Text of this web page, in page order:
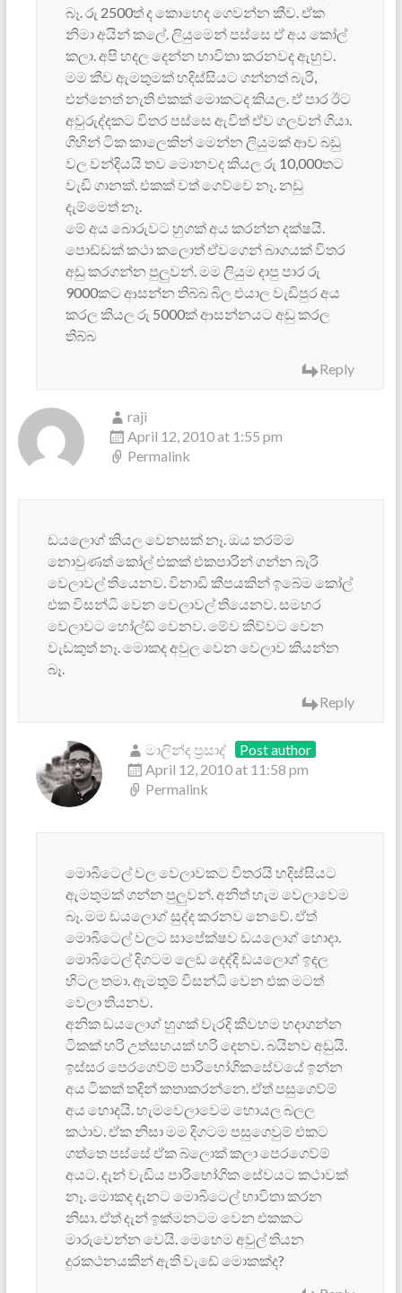
බෑ. රු 2500ත් ද කොහෙද ගෙවන්න කීව. ඒක
නිමා අයින් කලේ. ලියුමෙන් පස්සෙ ඒ අය කෝල්
කලා. අපි හදල දෙන්න භාවිතා කරනවද ඇහුව.
මම කීව ඇමතුමක් හදිස්සියට ගන්නත් බැරි,
එන්නෙත් නැති එකක් මොකටද කියල. ඒ පාර ඊට
අ‍වුරුද්දකට විතර පස්සෙ ඇවිත් ඒව ගලවන් ගියා.
ගිහින් ටික කාලෙකින් මෙන්න ලියුමක් ආව බඩු
වල වන්දියයි තව මොනවද කියල රු 10,000තට
වැඩි ගානක්. එකක් වත් ගෙව්වෙ නෑ. නඩු
දැම්මෙත් නෑ.
මේ අය බොරුවට හුගක් අය කරන්න දක්ෂයි.
පොඩ්ඩක් කථා කලොත් ඒවගෙන් බාගයක් විතර
අඩු කරගන්න පුලුවන්. මම ලියුම දාපු පාර රු
9000කට ආසන්න තිබ්බ බිල එයාල වැඩිපුර අය
කරල කියල රු 5000ක් ආසන්නයට අඩු කරල
තිබ්බ
Reply
raji
April 12, 2010 at 1:55 pm
Permalink
ඩයලොග් කියල වෙනසක් නෑ. ඔය තරම්ම
නොවුණත් කෝල් එකක් එකපාරින් ගන්න බැරි
වෙලාවල් තියෙනව. විනාඩි කීපයකින් ඉබේම කෝල්
එක විසන්ධි වෙන වෙලාවල් තියෙනව. සමහර
වෙලාව‍ට හෝල්ඩ් වෙනව. මේව කිව්වට වෙන
වැඩකුත් නෑ. මොකද අවුල වෙන වෙලාව කියන්න
බෑ.
Reply
මාලින්ද ප්‍රසාද්
Post author
April 12, 2010 at 11:58 pm
Permalink
මොබිටෙල් වල වෙලාවකට විතරයි හදිස්සියට
ඇමතුමක් ගන්න පුලුවන්. අනිත් හැම වෙලාවෙම
බෑ. මම ඩයලොග් සුද්ද කරනව නෙවේ. ඒත්
මොබිටෙල් වලට සාපේක්ෂව ඩයලොග්‍ හොදා.
මොබිටෙල් දිගටම ලෙඩ දෙද්දි ඩයලොග් ඉදල
හිටල තමා. ඇමතුම් විසන්ධි වෙන එක මටත්
වෙලා තියනව.
අනික ඩයලොග් හුගක් වැරදි කීවහම හදාගන්න
ටිකක් හරි උත්සහයක් හරි දෙනව. බයිනව අඩුයි.
ඉස්සර පෙරගෙව්ම් පාරිභෝගිකසේවයේ ඉන්න
අය ටිකක් තදින් කතාකරන්නෙ. ඒත් පසුගෙව්ම්
අය හොදයි. හැමවෙලාවෙම හොයල බලල
කථාව. ඒක නිසා මම දිගටම පසුගෙවුම් එකට
ගත්තෙ පස්සේ ඒක බ්ලොක් කලා පෙරගෙව්ම්
අය‍ට. දැන් වැඩිය පාරිභෝගික සේවයට කථාවක්
නෑ. මොකද දැනට මොබිටෙල් භාවිතා කරන
නිසා. ඒත් දැන් ඉක්මනටම වෙන එකකට
මාරුවෙන්න වෙයි. මෙහෙම අවුල් තියන
දුරකථනයකින් ඇති වැඩේ මොකක්ද?